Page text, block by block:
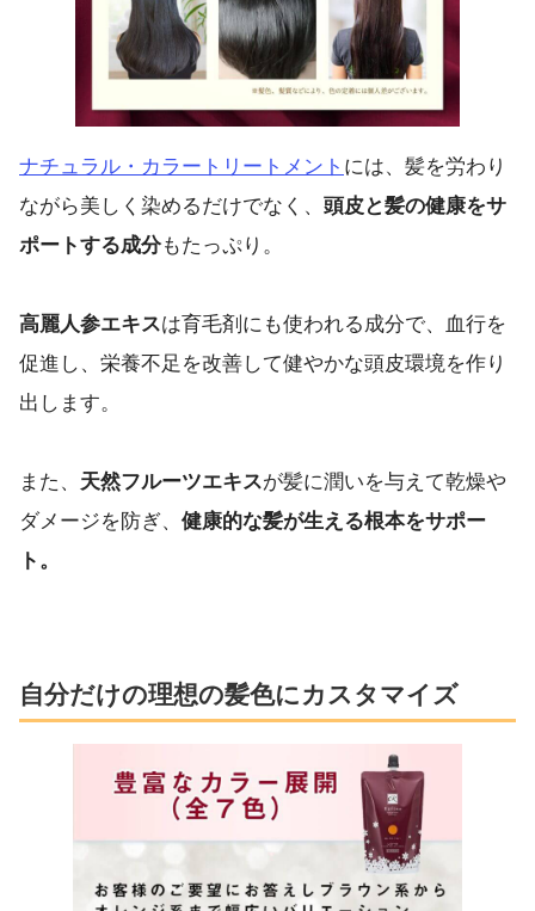
ナチュラル・カラートリートメント には、髪を労わり
ながら美しく染めるだけでなく、 頭皮と髪の健康をサ
ポートする成分もたっぷり。
高麗人参エキスは育毛剤にも使われる成分で、血行を
促進し、栄養不足を改善して健やかな頭皮環境を作り
出します。
また、 天然フルーツエキスが髪に潤いを与えて乾燥や
ダメージを防ぎ、 健康的な髪が生える根本をサポー
ト。
自分だけの理想の髪色にカスタマイズ